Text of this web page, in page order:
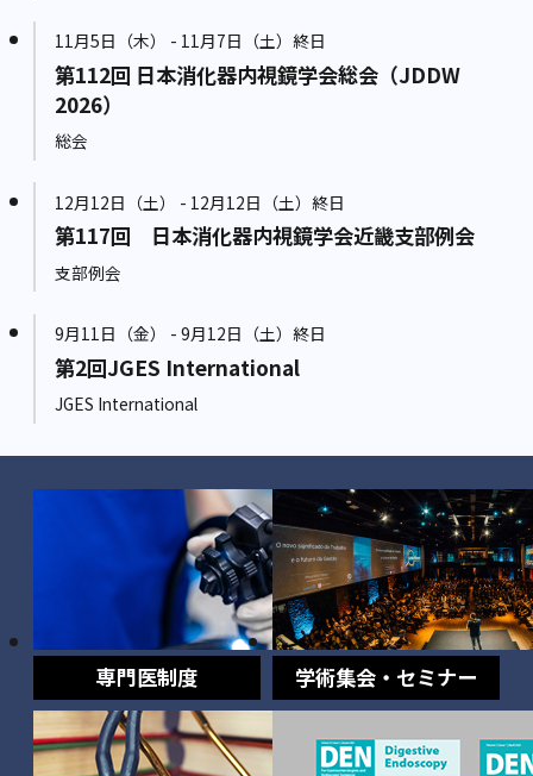
11月5日（木） - 11月7日（土）終日
第112回 日本消化器内視鏡学会総会（JDDW
2026）
総会
12月12日（土） - 12月12日（土）終日
第117回 日本消化器内視鏡学会近畿支部例会
支部例会
9月11日（金） - 9月12日（土）終日
第2回JGES International
JGES International
専門医制度 学術集会・セミナー